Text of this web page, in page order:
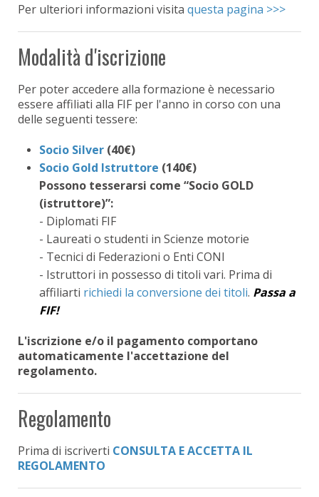
Per ulteriori informazioni visita questa pagina >>>
Modalità d'iscrizione
Per poter accedere alla formazione è necessario
essere affiliati alla FIF per l'anno in corso con una
delle seguenti tessere:
Socio Silver (40€)
Socio Gold Istruttore (140€)
Possono tesserarsi come “Socio GOLD
(istruttore)”:
- Diplomati FIF
- Laureati o studenti in Scienze motorie
- Tecnici di Federazioni o Enti CONI
- Istruttori in possesso di titoli vari. Prima di
affiliarti richiedi la conversione dei titoli. Passa a
FIF!
L'iscrizione e/o il pagamento comportano
automaticamente l'accettazione del
regolamento.
Regolamento
Prima di iscriverti CONSULTA E ACCETTA IL
REGOLAMENTO